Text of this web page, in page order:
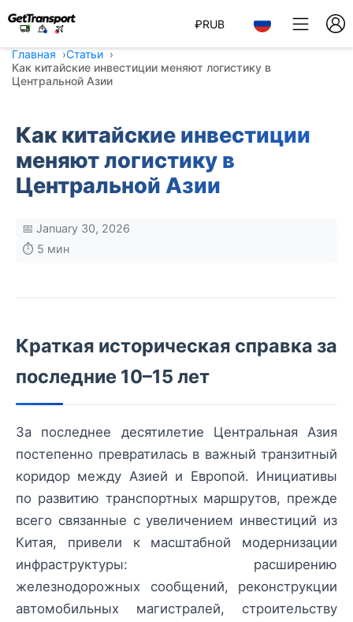
₽RUB
Главная
Статьи
Как китайские инвестиции меняют логистику в
Центральной Азии
Как китайские инвестиции
меняют логистику в
Центральной Азии
📅 January 30, 2026
⏱️ 5 мин
Краткая историческая справка за
последние 10–15 лет
За последнее десятилетие Центральная Азия
постепенно превратилась в важный транзитный
коридор между Азией и Европой. Инициативы
по развитию транспортных маршрутов, прежде
всего связанные с увеличением инвестиций из
Китая, привели к масштабной модернизации
инфраструктуры: расширению
железнодорожных сообщений, реконструкции
автомобильных магистралей, строительству